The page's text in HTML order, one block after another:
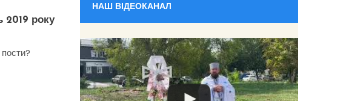
2019 року
пости?
НАШ ВІДЕОКАНАЛ